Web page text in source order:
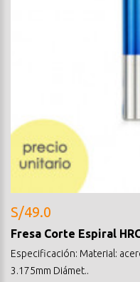
S/49.0
Fresa Corte Espiral
Especificación: Material:
3.175mm Diámet..